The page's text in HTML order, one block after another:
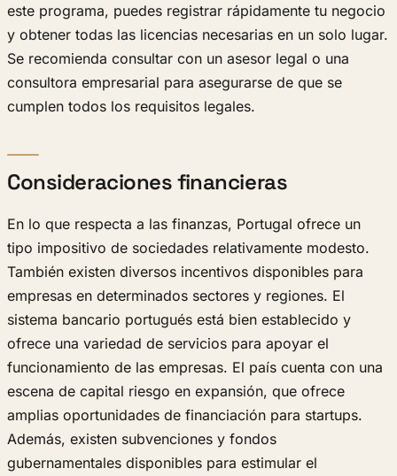
este programa, puedes registrar rápidamente tu negocio
y obtener todas las licencias necesarias en un solo lugar.
Se recomienda consultar con un asesor legal o una
consultora empresarial para asegurarse de que se
cumplen todos los requisitos legales.
Consideraciones financieras
En lo que respecta a las finanzas, Portugal ofrece un
tipo impositivo de sociedades relativamente modesto.
También existen diversos incentivos disponibles para
empresas en determinados sectores y regiones. El
sistema bancario portugués está bien establecido y
ofrece una variedad de servicios para apoyar el
funcionamiento de las empresas. El país cuenta con una
escena de capital riesgo en expansión, que ofrece
amplias oportunidades de financiación para startups.
Además, existen subvenciones y fondos
gubernamentales disponibles para estimular el